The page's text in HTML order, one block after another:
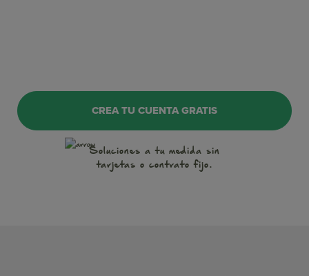
WhatsApp
Notificaciones Push
CREA TU CUENTA GRATIS
Soluciones a tu medida sin
tarjetas o contrato fijo.